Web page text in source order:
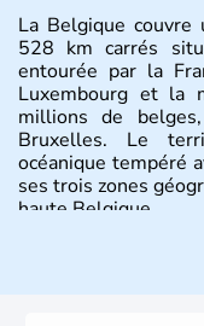
La Belgique
528 km carrés
entourée par la
Luxembourg et la
millions de
Bruxelles. Le
océanique tempéré
ses trois zones
haute Belgique.